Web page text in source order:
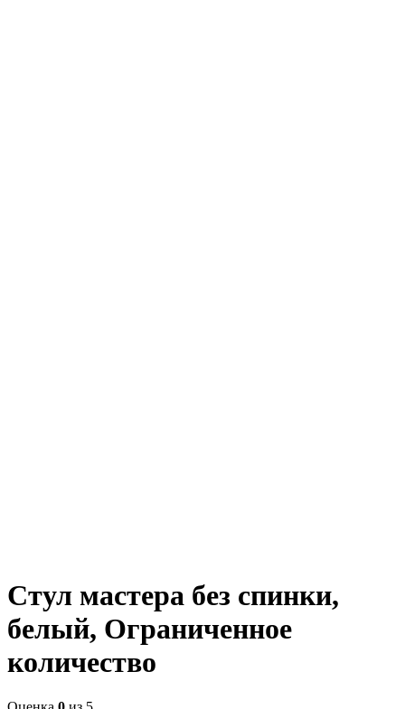
Стул мастера без спинки,
белый, Ограниченное
количество